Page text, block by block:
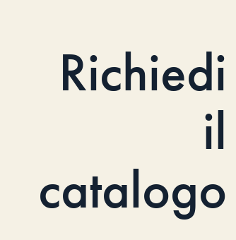
Richiedi
il
catalogo